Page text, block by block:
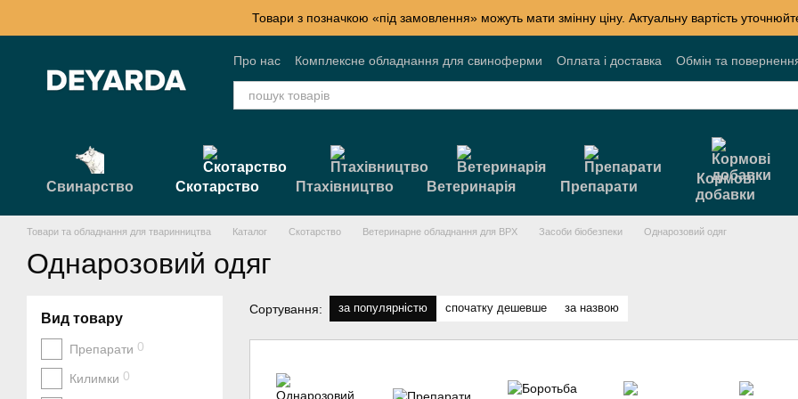
Товари з позначкою «під замовлення» можуть мати змінну ціну. Актуальну вартість
Про нас Комплексне обладнання для свиноферми Оплата і доставка
Обмін та
Контактна інформація
Блог Накопичувальні знижки Акції Договір публічної оферти
Свинарство Скотарство Птахівництво Ветеринарія Препарати
Кормові
добавки
Товари та обладнання для тваринництва Каталог Скотарство Ветеринарне обладнання для ВРХ Засоби біобезпеки Однарозовий одяг
Однарозовий одяг
Сортування: за популярністю спочатку дешевше за назвою
Вид товару
Препарати 0
Килимки 0